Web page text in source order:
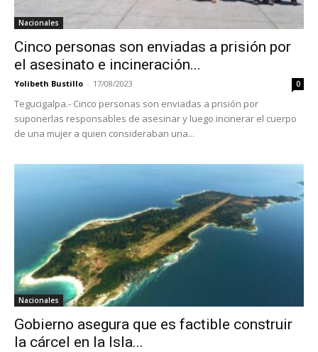
Nacionales
Cinco personas son enviadas a prisión por
el asesinato e incineración...
Yolibeth Bustillo - 17/08/2023 0
Tegucigalpa.- Cinco personas son enviadas a prisión por
suponerlas responsables de asesinar y luego incinerar el cuerpo
de una mujer a quien consideraban una...
Nacionales
Gobierno asegura que es factible construir
la cárcel en la Isla...